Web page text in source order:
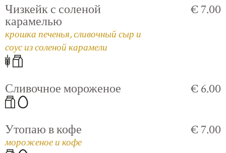
Чизкейк с соленой
карамелью
крошка печенья, сливочный сыр и
соус из соленой карамели
€ 7.00
Сливочное мороженое € 6.00
Утопаю в кофе
мороженое и кофе
€ 7.00